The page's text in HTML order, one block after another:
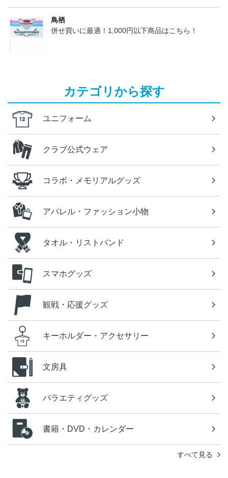
鳥栖
併せ買いに最適！1,000円以下商品はこちら！
カテゴリから探す
ユニフォーム
クラブ公式ウェア
コラボ・メモリアルグッズ
アパレル・ファッション小物
タオル・リストバンド
スマホグッズ
観戦・応援グッズ
キーホルダー・アクセサリー
文房具
バラエティグッズ
書籍・DVD・カレンダー
すべて見る